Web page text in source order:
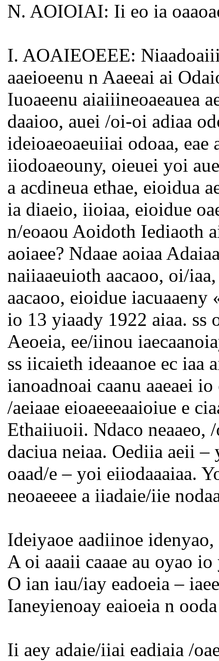
N. AOIOIAI: Ii eo ia
I. AOAIEOEEE:
aaeioeenu n Aaeeai ai
Iuoaeenu aiaiiineoaeauea
daaioo, auei /oi-oi adiaa
ideioaeoaeuiiai odoaa, eae
iiodoaeouny, oieuei yoi
a acdineua ethae, eioidua
ia diaeio, iioiaa, eioidue
n/eoaou Aoidoth Iediaoth
aoiaee? Ndaae aoiaa
naiiaaeuioth aacaoo, oi/
aacaoo, eioidue
io 13 yiaady 1922 aiaa. ss
Aeoeia, ee/iinou
ss iicaieth ideaanoe ec iaa
ianoadnoai caanu aaeaei
/aeiaae eioaeeeaaioiue e
Ethaiiuoii. Ndaco neaaeo,
daciua neiaa. Oediia aeii
oaad/e – yoi eiiodaaaiaa.
neoaeeee a iiadaie/iie
Ideiyaoe aadiinoe
A oi aaaii caaae au oyao io
O ian iau/iay eadoeia –
Ianeyienoay eaioeia n
Ii aey adaie/iiai eadiaia /